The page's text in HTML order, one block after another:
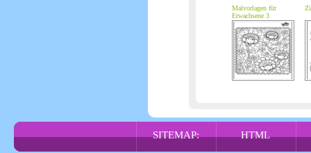
Malvorlagen für
Erwachsene 3
SITEMAP: HTML